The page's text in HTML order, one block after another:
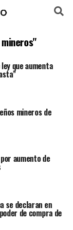
que aumenta
mineros de
aumento de
se declaran en
de compra de